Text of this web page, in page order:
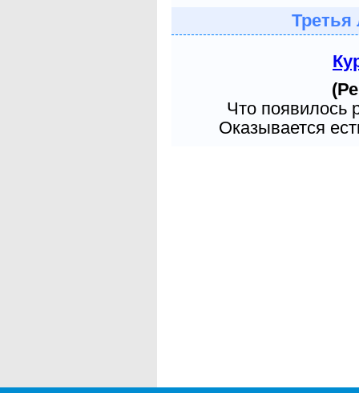
Третья
Что появилось
Оказывается